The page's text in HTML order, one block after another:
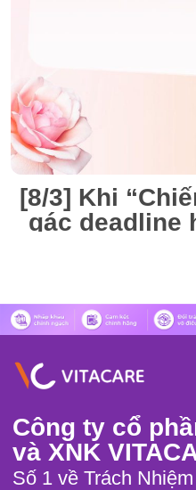
[8/3] Khi
gác deadline
Công ty cổ
và XNK
Số 1 về Trách